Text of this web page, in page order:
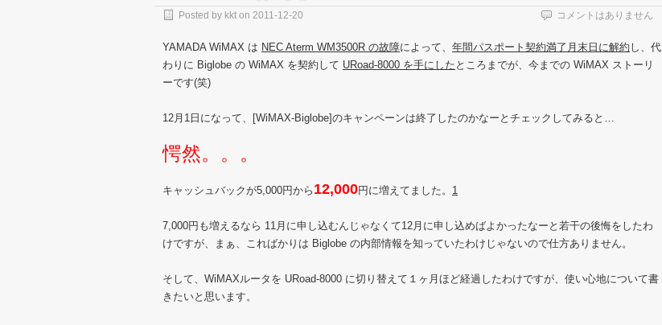
Posted by kkt on 2011-12-20 コメントはありません
YAMADA WiMAX は NEC Aterm WM3500R の故障によって、 年間パスポート契約満了月末日に解約 し、代
わりに Biglobe の WiMAX を契約して URoad-8000 を手にした ところまでが、今までの WiMAX ストーリ
ーです(笑)
12月1日になって、[WiMAX-Biglobe]のキャンペーンは終了したのかなーとチェックしてみると…
愕然。。。
キャッシュバックが5,000円から 12,000円に増えてました。 1
7,000円も増えるなら 11月に申し込むんじゃなくて12月に申し込めばよかったなーと若干の後悔をしたわ
けですが、まぁ、こればかりは Biglobe の内部情報を知っていたわけじゃないので仕方ありません。
そして、WiMAXルータを URoad-8000 に切り替えて１ヶ月ほど経過したわけですが、使い心地について書
きたいと思います。